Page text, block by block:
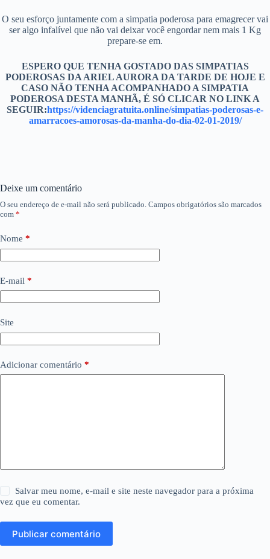
O seu esforço juntamente com a simpatia poderosa para emagrecer vai
ser algo infalível que não vai deixar você engordar nem mais 1 Kg
prepare-se em.
ESPERO QUE TENHA GOSTADO DAS SIMPATIAS
PODEROSAS DA ARIEL AURORA DA TARDE DE HOJE E
CASO NÃO TENHA ACOMPANHADO A SIMPATIA
PODEROSA DESTA MANHÃ, É SÓ CLICAR NO LINK A
SEGUIR:https://videnciagratuita.online/simpatias-poderosas-e-
amarracoes-amorosas-da-manha-do-dia-02-01-2019/
Deixe um comentário
O seu endereço de e-mail não será publicado. Campos obrigatórios são marcados
com *
Nome *
E-mail *
Site
Adicionar comentário *
Salvar meu nome, e-mail e site neste navegador para a próxima
vez que eu comentar.
Publicar comentário